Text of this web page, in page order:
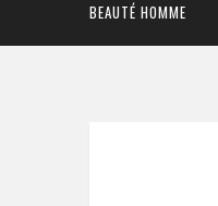
BEAUTÉ HOMME